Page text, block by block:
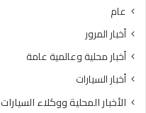
عام
أخبار المرور
أخبار محلية وعالمية عامة
أخبار السيارات
الأخبار المحلية ووكلاء السيارات